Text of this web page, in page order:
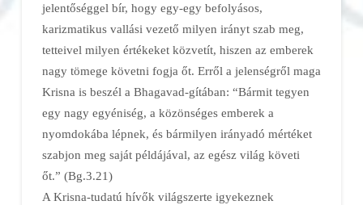
jelentőséggel bír, hogy egy-egy befolyásos,
karizmatikus vallási vezető milyen irányt szab meg,
tetteivel milyen értékeket közvetít, hiszen az emberek
nagy tömege követni fogja őt. Erről a jelenségről maga
Krisna is beszél a Bhagavad-gítában: “Bármit tegyen
egy nagy egyéniség, a közönséges emberek a
nyomdokába lépnek, és bármilyen irányadó mértéket
szabjon meg saját példájával, az egész világ követi
őt.” (Bg.3.21)
A Krisna-tudatú hívők világszerte igyekeznek